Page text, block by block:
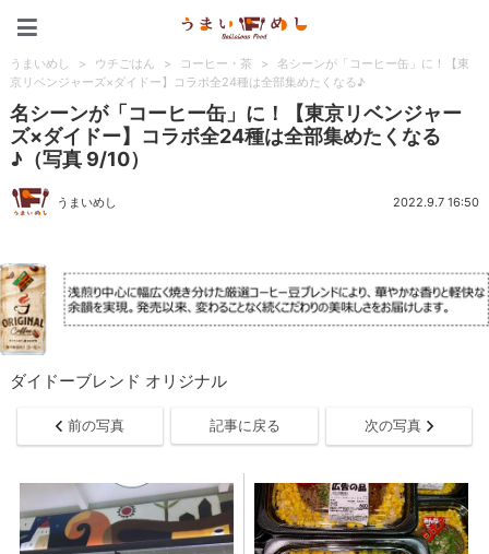
うまいめし > ウチごはん > コーヒー・茶 >
名シーンが「コーヒー缶」に！【東
京リベンジャーズ×ダイドー】コラボ全24種は全部集めたくなる♪
名シーンが「コーヒー缶」に！【東京リベンジャー
ズ×ダイドー】コラボ全24種は全部集めたくなる
♪（写真 9/10）
うまいめし 2022.9.7 16:50
ダイドーブレンド オリジナル
前の写真 記事に戻る 次の写真